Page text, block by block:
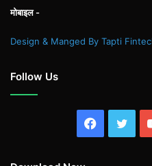
मोबाइल -
Design & Manged By Tapti
Follow Us